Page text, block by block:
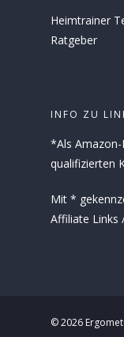
Heimtrainer
Ratgeber
INFO ZU
*Als
qualifizierten
Mit *
Affiliate Links
© 2026